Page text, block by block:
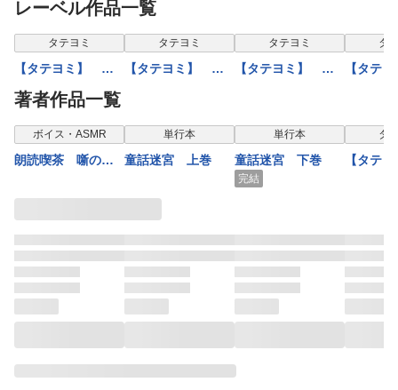
レーベル作品一覧
タテヨミ
【タテヨミ】 き
つねの嫁入り 漢
字仮名交じり文
タテヨミ
【タテヨミ】 お
タテヨミ
【タテヨミ】 七
タ
【タテ
著者作品一覧
ボイス・ASMR
朗読喫茶 噺の
単行本
童話迷宮 上巻
単行本
童話迷宮 下巻
完結
タ
【タテ